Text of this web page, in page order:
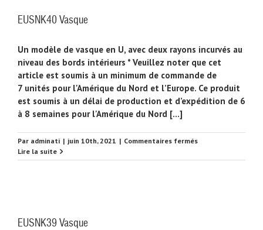
EUSNK40 Vasque
Un modèle de vasque en U, avec deux rayons incurvés au
niveau des bords intérieurs * Veuillez noter que cet
article est soumis à un minimum de commande de
7 unités pour l'Amérique du Nord et l’Europe. Ce produit
est soumis à un délai de production et d’expédition de 6
à 8 semaines pour l'Amérique du Nord [...]
Par adminati | juin 10th, 2021 | Commentaires ferméssur
Vasque
Lire la suite
EUSNK39 Vasque